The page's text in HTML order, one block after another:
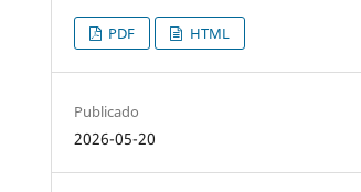
PDF HTML
Publicado
2026-05-20